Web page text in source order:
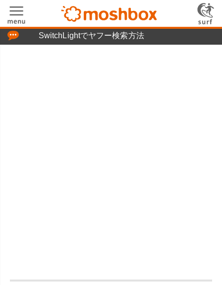
SwitchLightでヤフー検索方法
「つぶやき」の使い方